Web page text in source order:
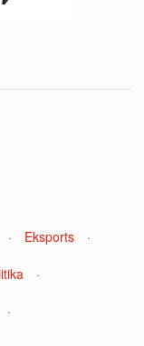
· Eksports ·
·
·